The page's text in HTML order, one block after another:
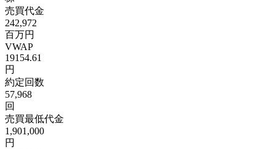
売買代金
242,972
百万円
VWAP
19154.61
円
約定回数
57,968
回
売買最低代金
1,901,000
円